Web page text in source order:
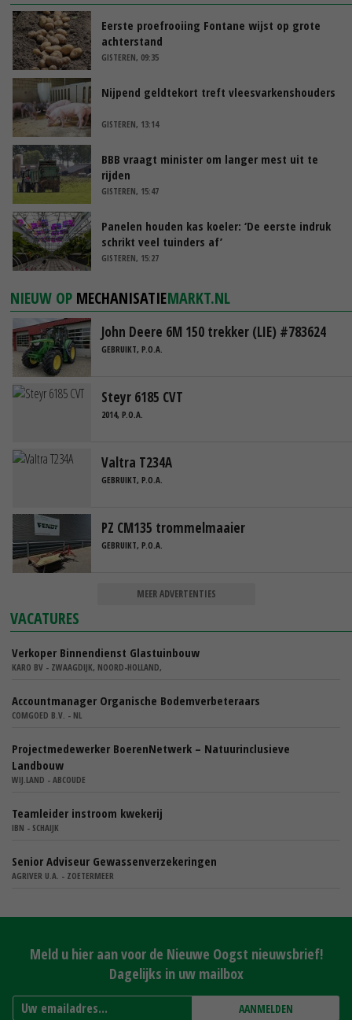
Eerste proefrooiing Fontane wijst op grote
achterstand
GISTEREN, 09:35
Nijpend geldtekort treft vleesvarkenshouders
GISTEREN, 13:14
BBB vraagt minister om langer mest uit te
rijden
GISTEREN, 15:47
Panelen houden kas koeler: ‘De eerste indruk
schrikt veel tuinders af’
GISTEREN, 15:27
NIEUW OP MECHANISATIEMARKT.NL
John Deere 6M 150 trekker (LIE) #783624
GEBRUIKT, P.O.A.
Steyr 6185 CVT
2014, P.O.A.
Valtra T234A
GEBRUIKT, P.O.A.
PZ CM135 trommelmaaier
GEBRUIKT, P.O.A.
MEER ADVERTENTIES
VACATURES
Verkoper Binnendienst Glastuinbouw
KARO BV - ZWAAGDIJK, NOORD-HOLLAND,
Accountmanager Organische Bodemverbeteraars
COMGOED B.V. - NL
Projectmedewerker BoerenNetwerk – Natuurinclusieve
Landbouw
WIJ.LAND - ABCOUDE
Teamleider instroom kwekerij
IBN - SCHAIJK
Senior Adviseur Gewassenverzekeringen
AGRIVER U.A. - ZOETERMEER
Meld u hier aan voor de Nieuwe Oogst nieuwsbrief!
Dagelijks in uw mailbox
AANMELDEN